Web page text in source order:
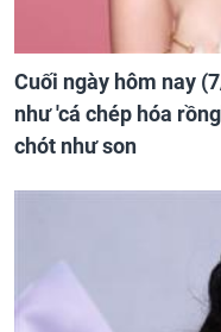
Cuối ngày hôm nay
như 'cá chép hóa
chót như son